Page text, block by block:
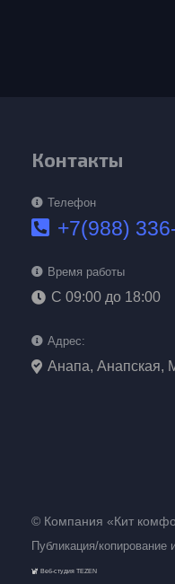
Контакты
Телефон
+7(988)
Время работы
С 09:00 до 18:00
Адрес:
Анапа, Анапская,
© Компания «Кит
Публикация/
Веб-студия TEZEN